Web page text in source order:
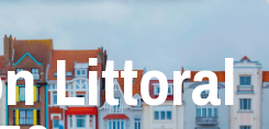
Littoral